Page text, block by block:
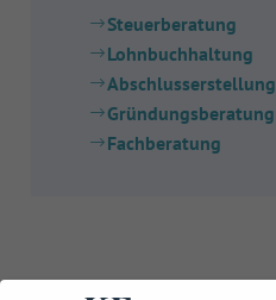
Steuerberatung
Lohnbuchhaltung
Abschlusserstellung
Gründungsberatung
Fachberatung